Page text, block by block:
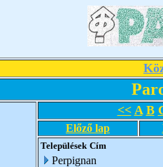
<< A B
Előző lap
Települések Cím
Perpignan